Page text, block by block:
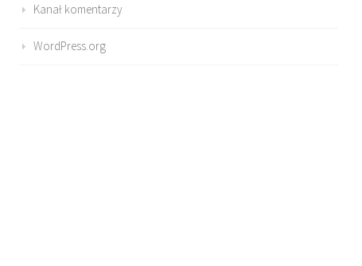
Kanał komentarzy
WordPress.org